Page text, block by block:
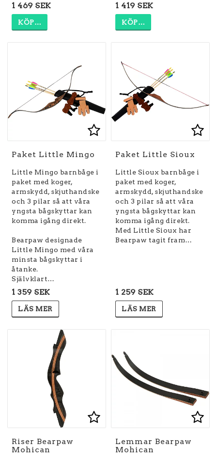
1 469 SEK
KÖP…
1 419 SEK
KÖP…
Lägg till i
Lägg till i
Paket Little Mingo
Little Mingo barnbåge i
paket med koger,
armskydd, skjuthandske
och 3 pilar så att våra
yngsta bågskyttar kan
komma igång direkt.
Bearpaw designade
Little Mingo med våra
minsta bågskyttar i
åtanke.
Självklart…
1 359 SEK
LÄS MER
Paket Little Sioux
Little Sioux barnbåge i
paket med koger,
armskydd, skjuthandske
och 3 pilar så att våra
yngsta bågskyttar kan
komma igång direkt.
Med Little Sioux har
Bearpaw tagit fram…
1 259 SEK
LÄS MER
Lägg till i
Riser Bearpaw
Mohican
Lemmar Bearpaw
Mohican